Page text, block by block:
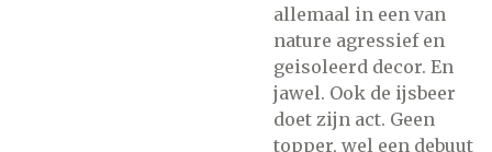
allemaal in een van
nature agressief en
geisoleerd decor. En
jawel. Ook de ijsbeer
doet zijn act. Geen
topper, wel een debuut